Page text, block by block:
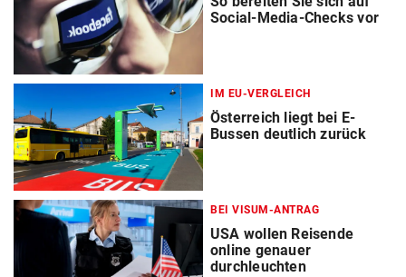
Social-Media-Checks vor
IM EU-VERGLEICH
Österreich liegt bei E-
Bussen deutlich zurück
BEI VISUM-ANTRAG
USA wollen Reisende
online genauer
durchleuchten